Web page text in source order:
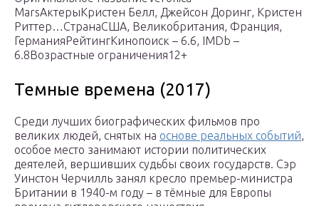
MarsАктерыКристен Белл, Джейсон Доринг, Кристен
Риттер…СтранаСША, Великобритания, Франция,
ГерманияРейтингКинопоиск – 6.6, IMDb –
6.8Возрастные ограничения12+
Темные времена (2017)
Среди лучших биографических фильмов про
великих людей, снятых на основе реальных событий,
особое место занимают истории политических
деятелей, вершивших судьбы своих государств. Сэр
Уинстон Черчилль занял кресло премьер-министра
Британии в 1940-м году – в тёмные для Европы